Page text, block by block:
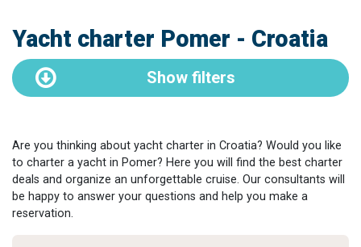
Yacht charter Pomer - Croatia
Show filters
Are you thinking about yacht charter in Croatia? Would you like
to charter a yacht in Pomer? Here you will find the best charter
deals and organize an unforgettable cruise. Our consultants will
be happy to answer your questions and help you make a
reservation.